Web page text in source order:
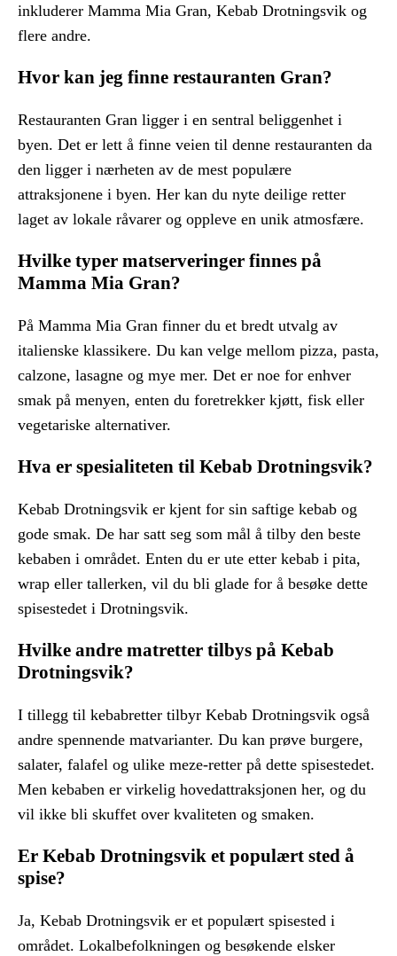
inkluderer Mamma Mia Gran, Kebab Drotningsvik og
flere andre.
Hvor kan jeg finne restauranten Gran?
Restauranten Gran ligger i en sentral beliggenhet i
byen. Det er lett å finne veien til denne restauranten da
den ligger i nærheten av de mest populære
attraksjonene i byen. Her kan du nyte deilige retter
laget av lokale råvarer og oppleve en unik atmosfære.
Hvilke typer matserveringer finnes på
Mamma Mia Gran?
På Mamma Mia Gran finner du et bredt utvalg av
italienske klassikere. Du kan velge mellom pizza, pasta,
calzone, lasagne og mye mer. Det er noe for enhver
smak på menyen, enten du foretrekker kjøtt, fisk eller
vegetariske alternativer.
Hva er spesialiteten til Kebab Drotningsvik?
Kebab Drotningsvik er kjent for sin saftige kebab og
gode smak. De har satt seg som mål å tilby den beste
kebaben i området. Enten du er ute etter kebab i pita,
wrap eller tallerken, vil du bli glade for å besøke dette
spisestedet i Drotningsvik.
Hvilke andre matretter tilbys på Kebab
Drotningsvik?
I tillegg til kebabretter tilbyr Kebab Drotningsvik også
andre spennende matvarianter. Du kan prøve burgere,
salater, falafel og ulike meze-retter på dette spisestedet.
Men kebaben er virkelig hovedattraksjonen her, og du
vil ikke bli skuffet over kvaliteten og smaken.
Er Kebab Drotningsvik et populært sted å
spise?
Ja, Kebab Drotningsvik er et populært spisested i
området. Lokalbefolkningen og besøkende elsker